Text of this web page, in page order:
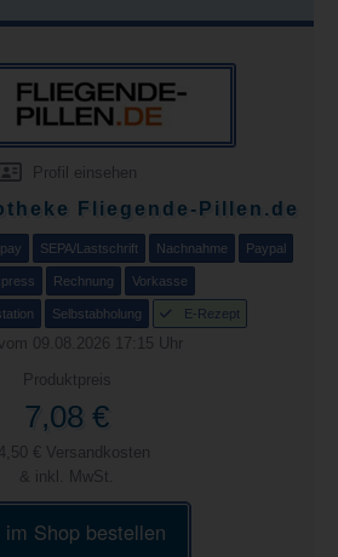
Profil einsehen
Fliegende-Pillen.de
SEPA/Lastschrift Nachnahme Paypal
Rechnung Vorkasse
Selbstabholung E-Rezept
09.08.2026 17:15 Uhr
Produktpreis
7,08 €
€ Versandkosten
& inkl. MwSt.
im Shop bestellen